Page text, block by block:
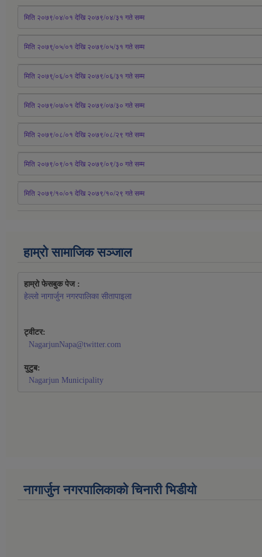
मिति २०७९/०४/०१ देखि २०७९/०४/३१ गते सम्म
मिति २०७९्/०५/०१ देखि २०७९/०५/३१ गते सम्म
मिति २०७९्/०६/०१ देखि २०७९/०६/३१ गते सम्म
मिति २०७९/०७/०१ देखि २०७९/०७/३० गते सम्म
मिति २०७९/०८/०१ देखि २०७९/०८/२९ गते सम्म
मिति २०७९/०९/०१ देखि २०७९/०९/३० गते सम्म
मिति २०७९/१०/०१ देखि २०७९/१०/२९ गते सम्म
हाम्रो सामाजिक सञ्जाल
हाम्रो फेसबुक पेज :
हेल्लो नागार्जुन नगरपालिका सीतापाइला
ट्वीटर:
NagarjunNapa@twitter.com
युटुब:
Nagarjun Municipality
नागार्जुन नगरपालिकाको चिनारी भिडीयो